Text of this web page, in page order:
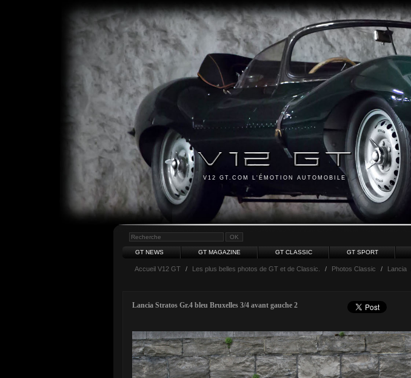
V12 GT.COM L'ÉMOTION AUTOMOBILE
GT NEWS GT MAGAZINE GT CLASSIC GT SPORT
Accueil V12 GT / Les plus belles photos de GT et de Classic. / Photos Classic / Lancia
Lancia Stratos Gr.4 bleu Bruxelles 3/4 avant gauche 2